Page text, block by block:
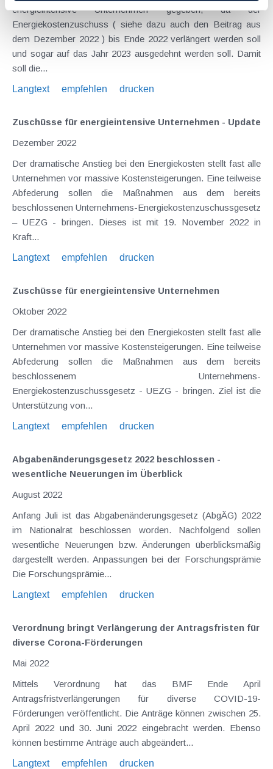
energieintensive Unternehmen gegeben, da der
Energiekostenzuschuss ( siehe dazu auch den Beitrag aus
dem Dezember 2022 ) bis Ende 2022 verlängert werden soll
und sogar auf das Jahr 2023 ausgedehnt werden soll. Damit
soll die...
Langtext
empfehlen drucken
Zuschüsse für energieintensive Unternehmen - Update
Dezember 2022
Der dramatische Anstieg bei den Energiekosten stellt fast alle
Unternehmen vor massive Kostensteigerungen. Eine teilweise
Abfederung sollen die Maßnahmen aus dem bereits
beschlossenen Unternehmens-Energiekostenzuschussgesetz
– UEZG - bringen. Dieses ist mit 19. November 2022 in
Kraft...
Langtext
empfehlen drucken
Zuschüsse für energieintensive Unternehmen
Oktober 2022
Der dramatische Anstieg bei den Energiekosten stellt fast alle
Unternehmen vor massive Kostensteigerungen. Eine teilweise
Abfederung sollen die Maßnahmen aus dem bereits
beschlossenem Unternehmens-
Energiekostenzuschussgesetz - UEZG - bringen. Ziel ist die
Unterstützung von...
Langtext
empfehlen drucken
Abgabenänderungsgesetz 2022 beschlossen -
wesentliche Neuerungen im Überblick
August 2022
Anfang Juli ist das Abgabenänderungsgesetz (AbgÄG) 2022
im Nationalrat beschlossen worden. Nachfolgend sollen
wesentliche Neuerungen bzw. Änderungen überblicksmäßig
dargestellt werden. Anpassungen bei der Forschungsprämie
Die Forschungsprämie...
Langtext
empfehlen drucken
Verordnung bringt Verlängerung der Antragsfristen für
diverse Corona-Förderungen
Mai 2022
Mittels Verordnung hat das BMF Ende April
Antragsfristverlängerungen für diverse COVID-19-
Förderungen veröffentlicht. Die Anträge können zwischen 25.
April 2022 und 30. Juni 2022 eingebracht werden. Ebenso
können bestimme Anträge auch abgeändert...
Langtext
empfehlen drucken